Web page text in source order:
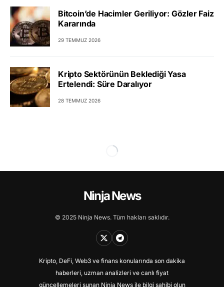
Bitcoin’de Hacimler Geriliyor: Gözler Faiz
Kararında
29 TEMMUZ 2026
Kripto Sektörünün Beklediği Yasa
Ertelendi: Süre Daralıyor
28 TEMMUZ 2026
Ninja News
© 2025 Ninja News. Tüm hakları saklıdır.
Kripto, DeFi, Web3 ve finans konularında son dakika
haberleri, uzman analizleri ve canlı fiyat
güncellemeleri sunan Ninja News ile bilgi sahibi olun